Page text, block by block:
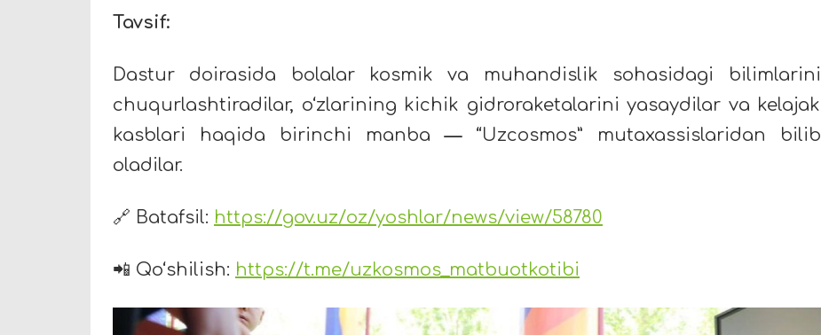
Tavsif:
Dastur doirasida bolalar kosmik va muhandislik sohasidagi bilimlarini
chuqurlashtiradilar, o‘zlarining kichik gidroraketalarini yasaydilar va kelajak
kasblari haqida birinchi manba—“Uzcosmos” mutaxassislaridan bilib
oladilar.
🔗 Batafsil: https://gov.uz/oz/yoshlar/news/view/58780
📲 Qo‘shilish: https://t.me/uzkosmos_matbuotkotibi